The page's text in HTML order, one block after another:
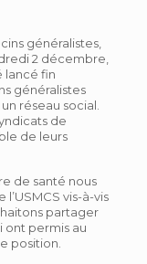
généralistes,
2 décembre,
lancé fin
généralistes
réseau social.
de
de leurs
de santé nous
vis-à-vis
partager
ont permis au
position.